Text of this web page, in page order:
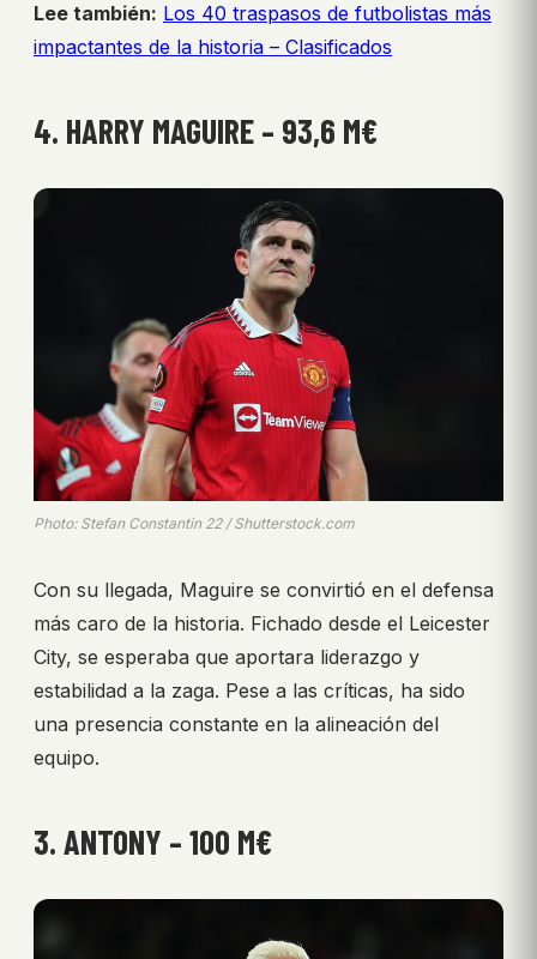
Lee también: Los 40 traspasos de futbolistas más
impactantes de la historia – Clasificados
4. HARRY MAGUIRE – 93,6 M€
Photo: Stefan Constantin 22 / Shutterstock.com
Con su llegada, Maguire se convirtió en el defensa
más caro de la historia. Fichado desde el Leicester
City, se esperaba que aportara liderazgo y
estabilidad a la zaga. Pese a las críticas, ha sido
una presencia constante en la alineación del
equipo.
3. ANTONY – 100 M€